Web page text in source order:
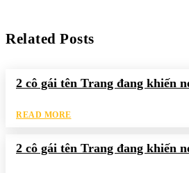
Related Posts
2 cô gái tên Trang đang khiến
READ MORE
2 cô gái tên Trang đang khiến